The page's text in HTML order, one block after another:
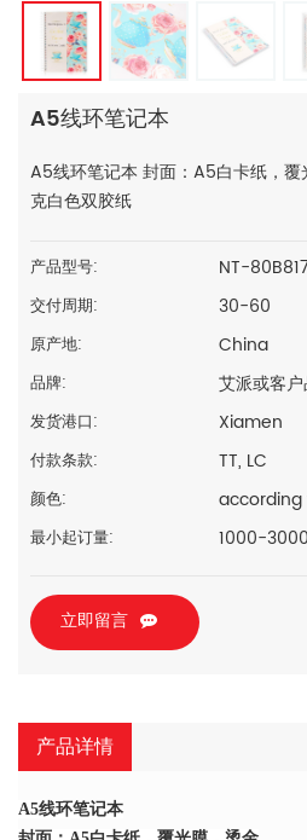
A5线环笔记本
A5线环笔记本 封面：A5白卡纸，
克白色双胶纸
产品型号: NT-
交付周期: 30-60
原产地: China
品牌: 艾派或客
发货港口: Xiamen
付款条款: TT, LC
颜色:
最小起订量: 1000-3000
立即留言
产品详情
A5线环笔记本